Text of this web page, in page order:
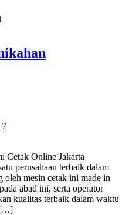
7
Cetak Online Jakarta
perusahaan terbaik dalam
oleh mesin cetak ini made in
abad ini, serta operator
kualitas terbaik dalam waktu
[…]